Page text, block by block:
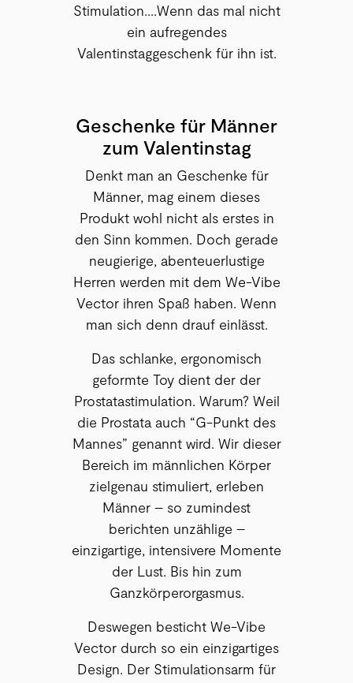
Stimulation....Wenn das mal nicht
ein aufregendes
Valentinstaggeschenk für ihn ist.
Geschenke für Männer
zum Valentinstag
Denkt man an Geschenke für
Männer, mag einem dieses
Produkt wohl nicht als erstes in
den Sinn kommen. Doch gerade
neugierige, abenteuerlustige
Herren werden mit dem We-Vibe
Vector ihren Spaß haben. Wenn
man sich denn drauf einlässt.
Das schlanke, ergonomisch
geformte Toy dient der der
Prostatastimulation. Warum? Weil
die Prostata auch “G-Punkt des
Mannes” genannt wird. Wir dieser
Bereich im männlichen Körper
zielgenau stimuliert, erleben
Männer – so zumindest
berichten unzählige –
einzigartige, intensivere Momente
der Lust. Bis hin zum
Ganzkörperorgasmus.
Deswegen besticht We-Vibe
Vector durch so ein einzigartiges
Design. Der Stimulationsarm für